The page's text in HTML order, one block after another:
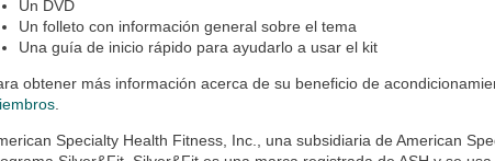
Un DVD
Un folleto con información general sobre el tema
Una guía de inicio rápido para ayudarlo a usar el kit
obtener más información acerca de su beneficio de
Specialty Health Fitness, Inc., una subsidiaria de American